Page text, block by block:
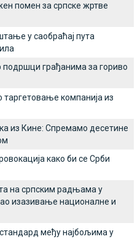
помен за српске жртве
у саобраћај пута
грађанима за гориво
компанија из
из Кине: Спремамо десетине
како би се Срби
на српским радњама у
изазивање националне и
стандард међу најбољима у